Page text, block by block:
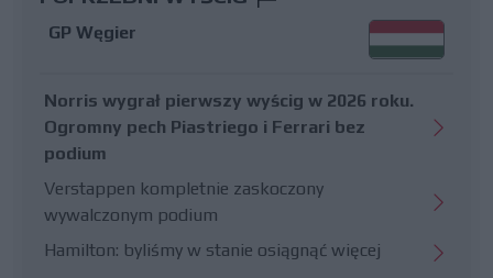
GP Węgier
Norris wygrał pierwszy wyścig w 2026 roku.
Ogromny pech Piastriego i Ferrari bez
podium
Verstappen kompletnie zaskoczony
wywalczonym podium
Hamilton: byliśmy w stanie osiągnąć więcej